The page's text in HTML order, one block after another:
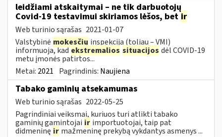
leidžiami atskaitymai – ne tik darbuotojų
Covid-19 testavimui skiriamos lėšos, bet ir
Web turinio sąrašas 2021-01-07
Valstybinė mokesčių inspekcija (toliau – VMI)
informuoja, kadekstremalios situacijos dėl COVID-19
metu įmonės patirtos...
Metai: 2021 Pagrindinis: Naujiena
Tabako gaminių atsekamumas
Web turinio sąrašas 2022-05-25
Pagrindiniai veiksmai, kuriuos turi atlikti tabako
gaminių gamintojai ir importuotojai, taip pat
didmeninę ir mažmeninę prekybą vykdantys asmenys ...